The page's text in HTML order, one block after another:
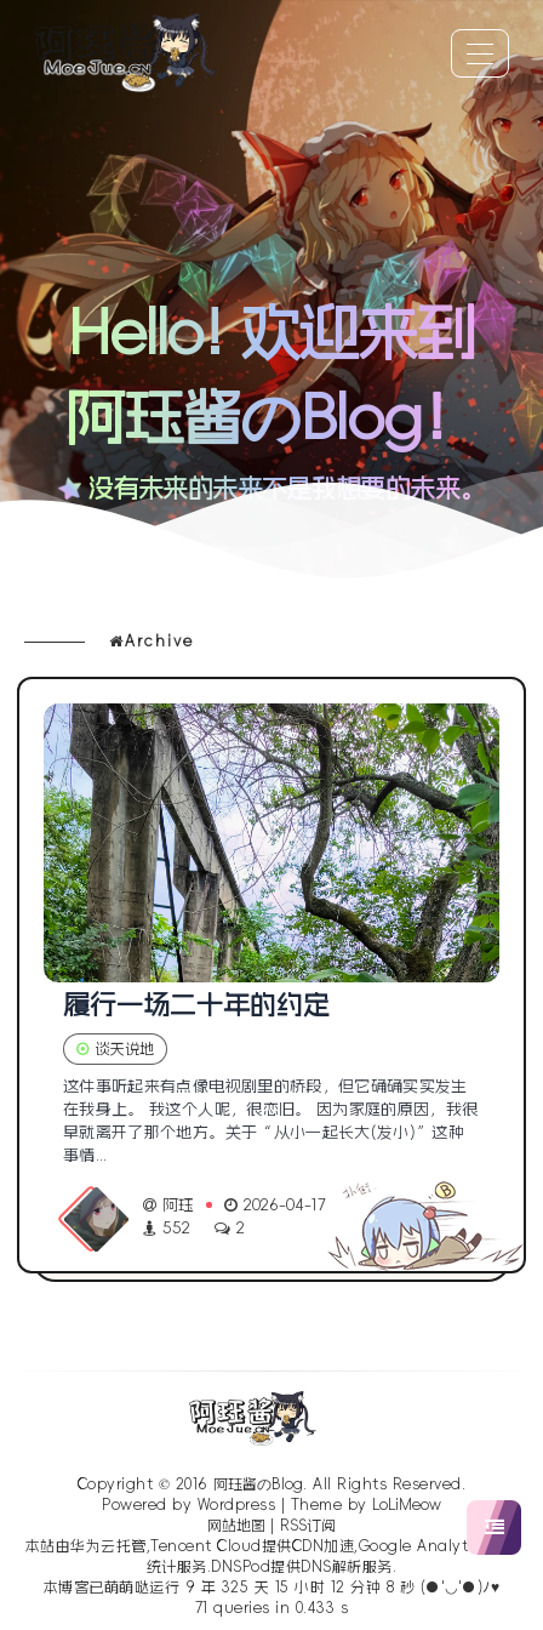
Hello! 欢迎来到
阿珏酱のBlog！
没有未来的未来不是我想要的未来。
Archive
履行一场二十年的约定
谈天说地
这件事听起来有点像电视剧里的桥段，但它确确实实发生
在我身上。 我这个人呢，很恋旧。 因为家庭的原因，我很
早就离开了那个地方。关于“从小一起长大(发小)”这种
事情...
阿珏
2026-04-17
552
2
Copyright © 2016 阿珏酱のBlog
. All Rights Reserved.
Powered by Wordpress | Theme by
LoLiMeow
网站地图
RSS订阅
本站由华为云托管,Tencent Cloud提供CDN加速,Google Analytics提供
统计服务.DNSPod提供DNS解析服务.
本博客已萌萌哒运行 9 年 325 天 15 小时 12 分钟 8 秒 (●'◡'●)ﾉ♥
71 queries in 0.433 s